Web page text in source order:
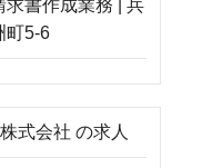
式会社 の求人